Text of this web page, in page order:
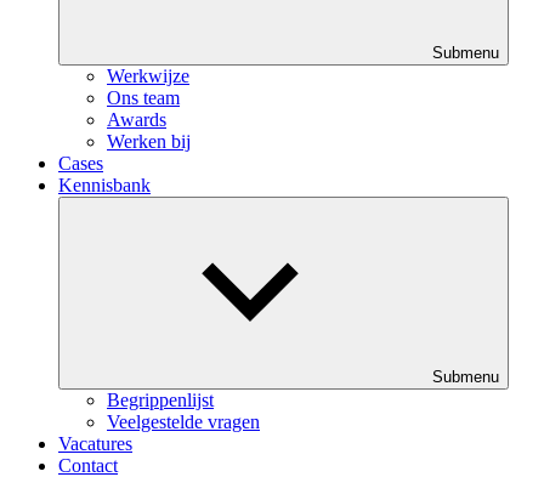
Submenu
Werkwijze
Ons team
Awards
Werken bij
Cases
Kennisbank
Submenu
Begrippenlijst
Veelgestelde vragen
Vacatures
Contact